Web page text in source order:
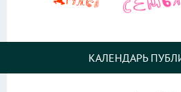
КАЛЕНДАРЬ